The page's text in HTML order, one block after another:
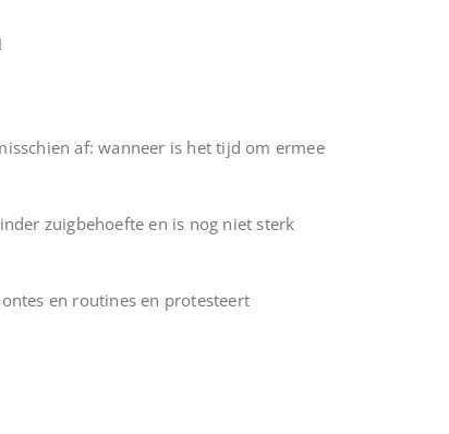
af: wanneer is het tijd om ermee
zuigbehoefte en is nog niet sterk
en routines en protesteert